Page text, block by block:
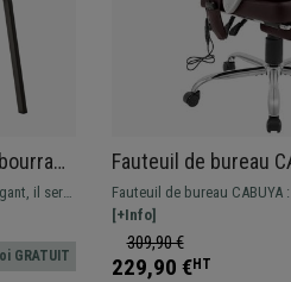
il sera
!
GRATUIT
Fauteuil de bureau
pieds Extensible,
Cuir, Marron
Fauteuil de bureau CABUYA
massage, inclinable (135º) et
extensible. Si vous
fauteuil est fait pour vous.
[+Info]
309,90 €
229,90 €HT